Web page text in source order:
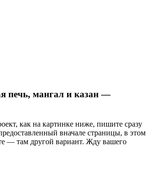
печь, мангал и казан —
как на картинке ниже, пишите сразу
вначале страницы, в этом
— там другой вариант. Жду вашего